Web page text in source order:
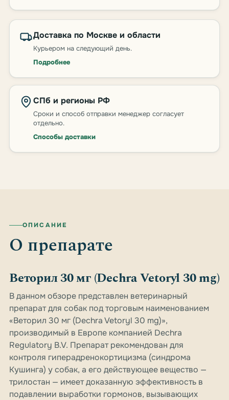
Доставка по Москве и области
Курьером на следующий день.
Подробнее
СПб и регионы РФ
Сроки и способ отправки менеджер согласует
отдельно.
Способы доставки
ОПИСАНИЕ
О препарате
Веторил 30 мг (Dechra Vetoryl 30 mg)
В данном обзоре представлен ветеринарный
препарат для собак под торговым наименованием
«Веторил 30 мг (Dechra Vetoryl 30 mg)»,
производимый в Европе компанией Dechra
Regulatory B.V. Препарат рекомендован для
контроля гиперадренокортицизма (синдрома
Кушинга) у собак, а его действующее вещество —
трилостан — имеет доказанную эффективность в
подавлении выработки гормонов, вызывающих